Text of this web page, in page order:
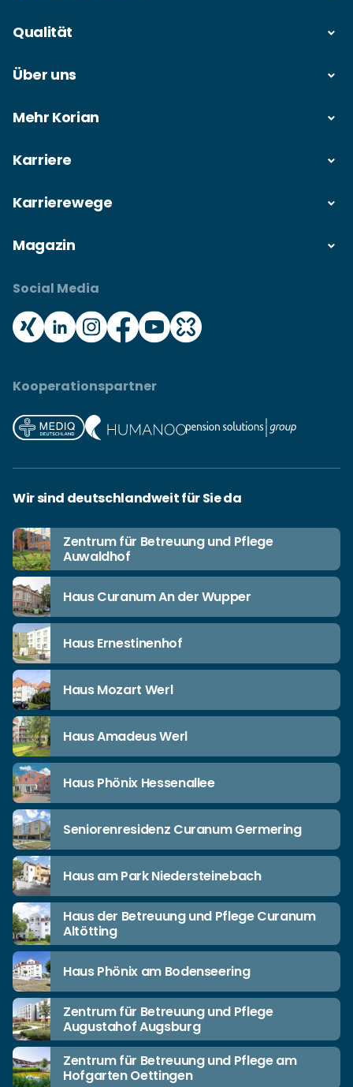
Qualität
Über uns
Mehr Korian
Karriere
Karrierewege
Magazin
Social Media
Kooperationspartner
Wir sind deutschlandweit für Sie da
Zentrum für Betreuung und Pflege
Auwaldhof
Haus Curanum An der Wupper
Haus Ernestinenhof
Haus Mozart Werl
Haus Amadeus Werl
Haus Phönix Hessenallee
Seniorenresidenz Curanum Germering
Haus am Park Niedersteinebach
Haus der Betreuung und Pflege Curanum
Altötting
Haus Phönix am Bodenseering
Zentrum für Betreuung und Pflege
Augustahof Augsburg
Zentrum für Betreuung und Pflege am
Hofgarten Oettingen